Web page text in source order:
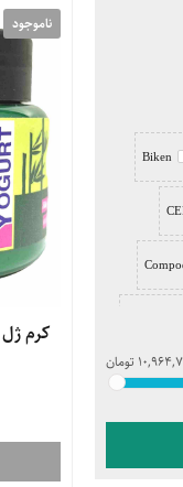
Biken
تومان
ناموجود
کرم